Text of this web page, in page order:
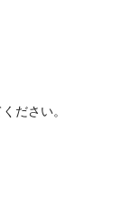
ださい。